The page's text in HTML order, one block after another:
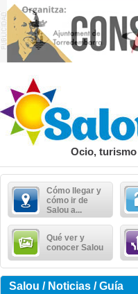
Ocio,
Cómo llegar y
cómo ir de
Salou a...
Qué ver y
conocer Salou
Salou / Noticias / Guía